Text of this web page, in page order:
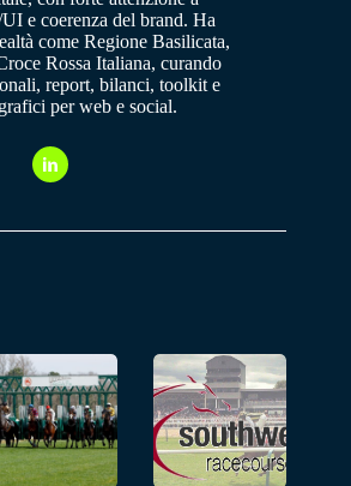
e coerenza del brand. Ha
come Regione Basilicata,
Rossa Italiana, curando
report, bilanci, toolkit e
per web e social.